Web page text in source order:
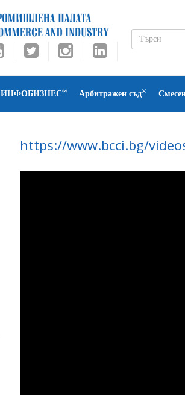
ИНФОБИЗНЕС® Арбитражен съд®
https://www.bcci.bg/